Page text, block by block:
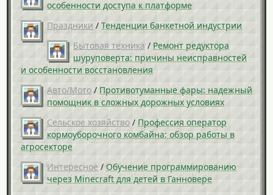
особенности доступа к платформе
Праздники / Тенденции банкетной индустрии
Бытовая техника / Ремонт редуктора
шуруповерта: причины неисправностей
и особенности восстановления
Авто/Мото / Противотуманные фары: надежный
помощник в сложных дорожных условиях
Сельское хозяйство / Профессия оператор
кормоуборочного комбайна: обзор работы в
агросекторе
Интересное / Обучение программированию
через Minecraft для детей в Ганновере